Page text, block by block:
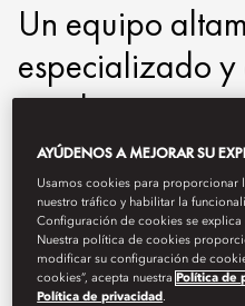
Un equipo
especializado y
amplios
fisiología,
y análisis del
psicología y
humano le
AYÚDENOS A MEJORAR SU
Usamos cookies para proporcionar
nuestro tráfico y habilitar la
Configuración de cookies se
Nuestra política de cookies
modificar su configuración de
cookies”, acepta nuestra Política de
Política de privacidad .